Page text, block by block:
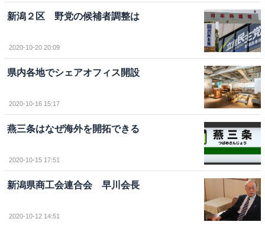
新潟２区 野党の候補者調整は
2020-10-20 20:09
県内各地でシェアオフィス開設
2020-10-16 15:17
燕三条はなぜ海外を開拓できる
2020-10-15 17:51
新潟県商工会連合会 早川会長
2020-10-12 14:51